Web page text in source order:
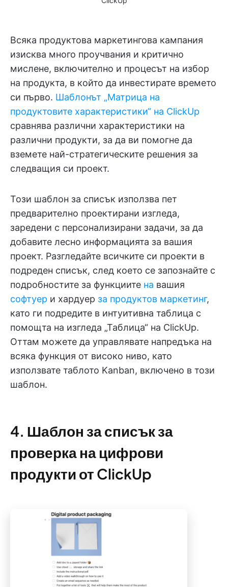
Всяка продуктова маркетингова кампания
изисква много проучвания и критично
мислене, включително и процесът на избор
на продукта, в който да инвестирате времето
си първо. Шаблонът „Матрица на
продуктовите характеристики“ на ClickUp
сравнява различни характеристики на
различни продукти, за да ви помогне да
вземете най-стратегическите решения за
следващия си проект.
Този шаблон за списък използва пет
предварително проектирани изгледа,
заредени с персонализирани задачи, за да
добавите лесно информацията за вашия
проект. Разгледайте всичките си проекти в
подреден списък, след което се запознайте с
подробностите за функциите на вашия
софтуер и хардуер за продуктов маркетинг,
като ги подредите в интуитивна таблица с
помощта на изгледа „Таблица“ на ClickUp.
Оттам можете да управлявате напредъка на
всяка функция от високо ниво, като
използвате таблото Kanban, включено в този
шаблон.
4. Шаблон за списък за
проверка на цифрови
продукти от ClickUp